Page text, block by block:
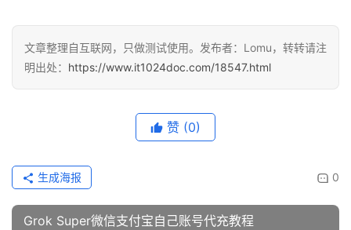
文章整理自互联网，只做测试使用。发布者：Lomu，转转请注
明出处： https://www.it1024doc.com/18547.html
赞 (0)
0
生成海报
Grok Super微信支付宝自己账号代充教程